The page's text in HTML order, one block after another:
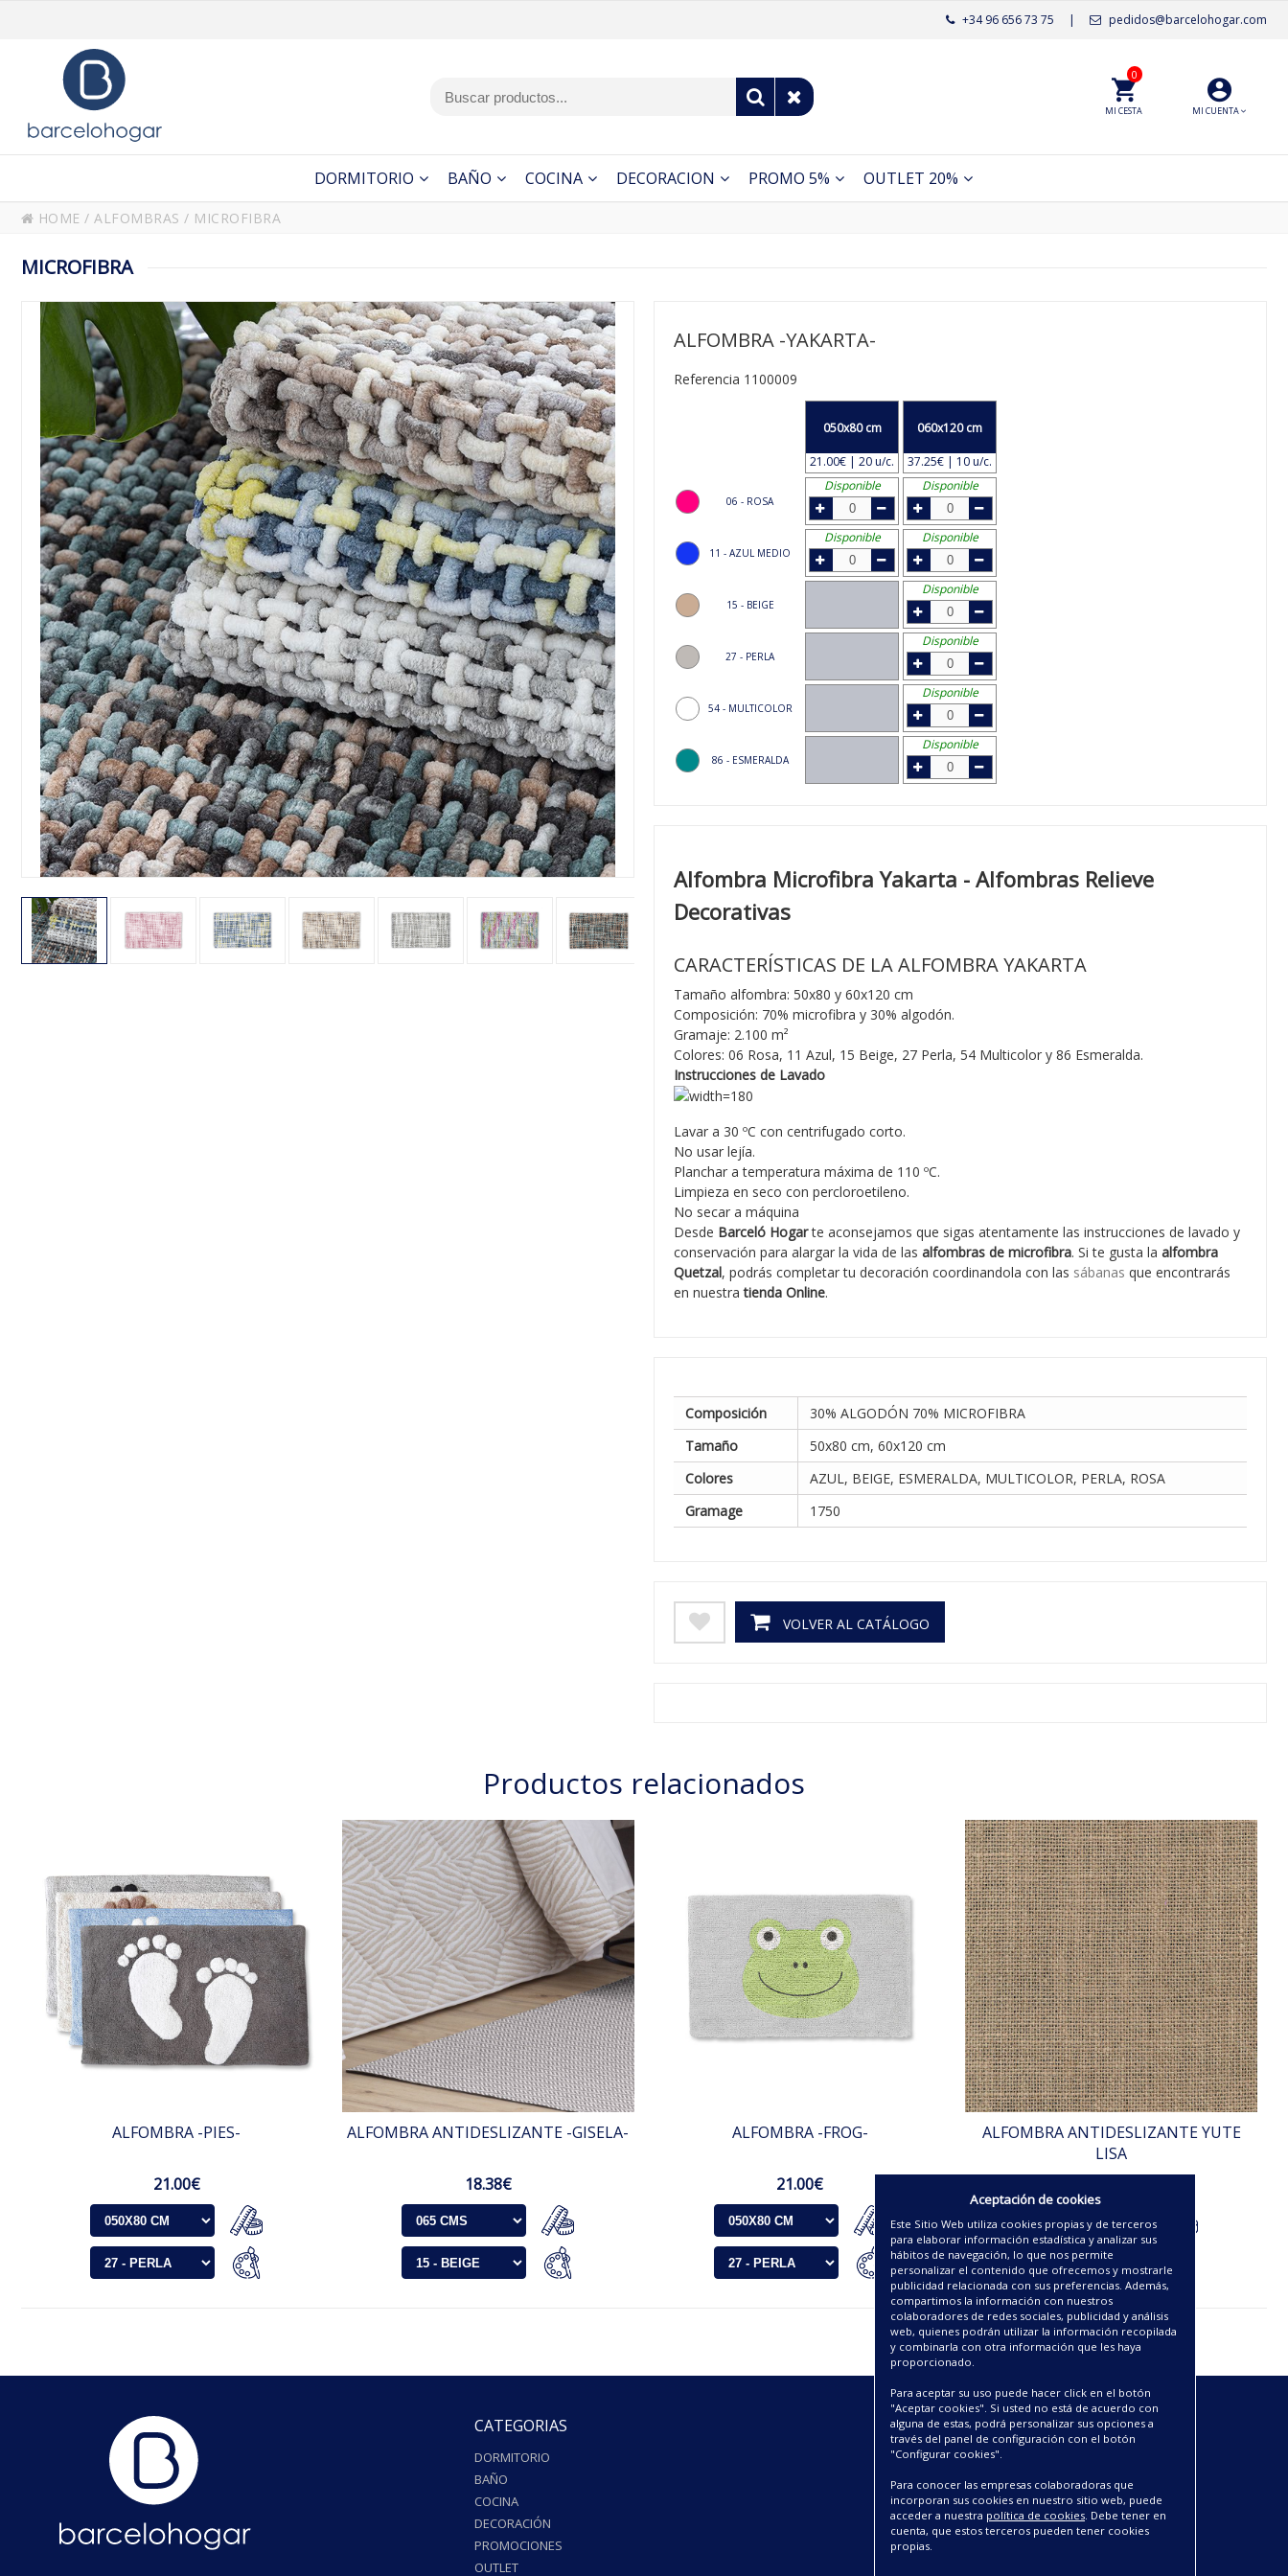
pedidos@barcelohogar.com
|
+34 96 656 73 75
MI CUENTA
MI CESTA
0
DORMITORIO BAÑO COCINA DECORACION PROMO 5% OUTLET 20%
HOME /ALFOMBRAS / MICROFIBRA
MICROFIBRA
ALFOMBRA -YAKARTA-
Referencia 1100009
06 - ROSA
11 - AZUL MEDIO
15 - BEIGE
27 - PERLA
54 - MULTICOLOR
86 - ESMERALDA
050x80 cm
21.00€ | 20 u/c.
060x120 cm
37.25€ | 10 u/c.
Disponible
Disponible
Disponible Disponible
Disponible
Disponible
Disponible
Disponible
Alfombra Microfibra Yakarta - Alfombras Relieve
Decorativas
CARACTERÍSTICAS DE LA ALFOMBRA YAKARTA
Tamaño alfombra: 50x80 y 60x120 cm
Composición: 70% microfibra y 30% algodón.
Gramaje: 2.100 m²
Colores: 06 Rosa, 11 Azul, 15 Beige, 27 Perla, 54 Multicolor y 86 Esmeralda.
Instrucciones de Lavado
Lavar a 30 ºC con centrifugado corto.
No usar lejía.
Planchar a temperatura máxima de 110 ºC.
Limpieza en seco con percloroetileno.
No secar a máquina
Desde Barceló Hogarte aconsejamos que sigas atentamente las instrucciones de lavado y
conservación para alargar la vida de las alfombras de microfibra. Si te gusta la alfombra
Quetzal, podrás completar tu decoración coordinandola con las sábanas que encontrarás
en nuestratienda Online.
Composición
30% ALGODÓN 70% MICROFIBRA
Tamaño
50x80 cm, 60x120 cm
Colores
AZUL, BEIGE, ESMERALDA, MULTICOLOR, PERLA, ROSA
Gramage
1750
VOLVER AL CATÁLOGO
Productos relacionados
ALFOMBRA -PIES-
21.00€
ALFOMBRA ANTIDESLIZANTE -GISELA-
18.38€
ALFOMBRA -FROG-
21.00€
ALFOMBRA ANTIDESLIZANTE YUTE
LISA
CATEGORIAS
DORMITORIO
BAÑO
COCINA
DECORACIÓN
PROMOCIONES
OUTLET
ENLACES
CATÁLOGOS PDF
SOBRE NOSOTROS
CONDICIONES DE ENVÍO Y ENTREGA
POLÍTICA DE DEVOLUCIONES
AVISO LEGAL
Aceptación de cookies
Este Sitio Web utiliza cookies propias y de terceros
para elaborar información estadística y analizar sus
hábitos de navegación, lo que nos permite
personalizar el contenido que ofrecemos y mostrarle
publicidad relacionada con sus preferencias. Además,
compartimos la información con nuestros
colaboradores de redes sociales, publicidad y análisis
web, quienes podrán utilizar la información recopilada
y combinarla con otra información que les haya
proporcionado.
Para aceptar su uso puede hacer click en el botón
"Aceptar cookies". Si usted no está de acuerdo con
alguna de estas, podrá personalizar sus opciones a
través del panel de configuración con el botón
"Configurar cookies".
Para conocer las empresas colaboradoras que
incorporan sus cookies en nuestro sitio web, puede
acceder a nuestra política de cookies. Debe tener en
cuenta, que estos terceros pueden tener cookies
propias.